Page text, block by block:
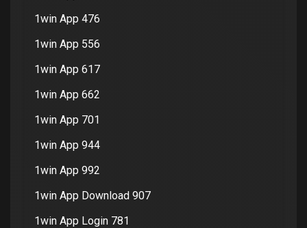
1win App 476
1win App 556
1win App 617
1win App 662
1win App 701
1win App 944
1win App 992
1win App Download 907
1win App Login 781